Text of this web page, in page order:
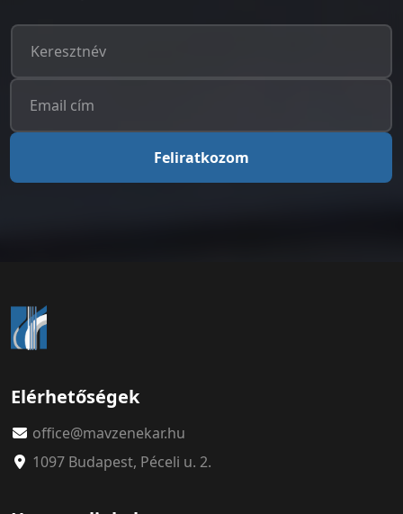
Feliratkozom
Elérhetőségek
office@mavzenekar.hu
1097 Budapest, Péceli u. 2.